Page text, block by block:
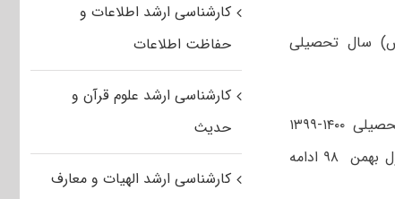
سال تحصیلی
ثبت نام سیزدهمین دوره پذیرش دانشجوی پزشکی از مقطع کارشناسی سال تحصیلی ۱۴۰۰-۱۳۹۹
دانشگاه علوم پزشکی تهران از امروز اول دی ۹۸ آغاز شد و تا پایان روز سه شنبه اول بهمن ۹۸ ادامه
کارشناسی ارشد اطلاعات و
حفاظت اطلاعات
کارشناسی ارشد علوم قرآن و
حدیث
کارشناسی ارشد الهیات و معارف